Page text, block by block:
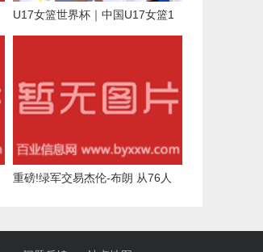
U17女篮世界杯｜中国U17女篮1
重磅!绿军交易杰伦-布朗 从76人